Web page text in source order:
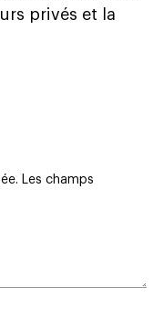
privés et la
Les champs